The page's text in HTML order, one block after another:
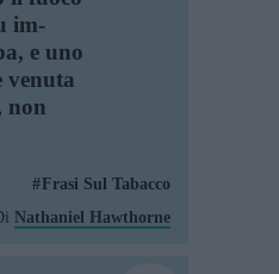
im­
e uno
venuta
non
Frasi Sul Tabacco
Nathaniel Hawthorne